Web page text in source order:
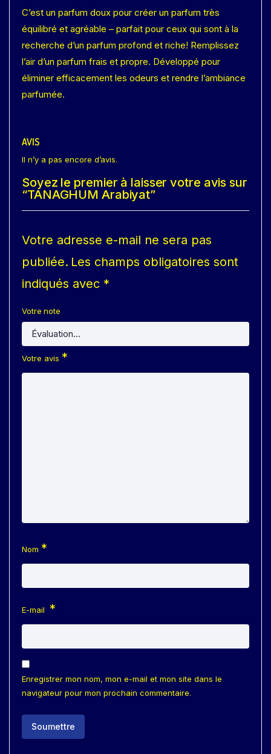
C’est un parfum doux pour créer un parfum très
équilibré et agréable – parfait pour ceux qui sont à la
recherche d’un parfum profond et riche! Remplissez
l’air d’un parfum frais et propre. Développé pour
éliminer efficacement les odeurs et rendre l’ambiance
parfumée.
AVIS
Il n’y a pas encore d’avis.
Soyez le premier à laisser votre avis sur
“TANAGHUM Arabiyat”
Votre adresse e-mail ne sera pas
publiée. Les champs obligatoires sont
indiqués avec *
Votre note
Votre avis *
Nom *
E-mail *
Enregistrer mon nom, mon e-mail et mon site dans le
navigateur pour mon prochain commentaire.